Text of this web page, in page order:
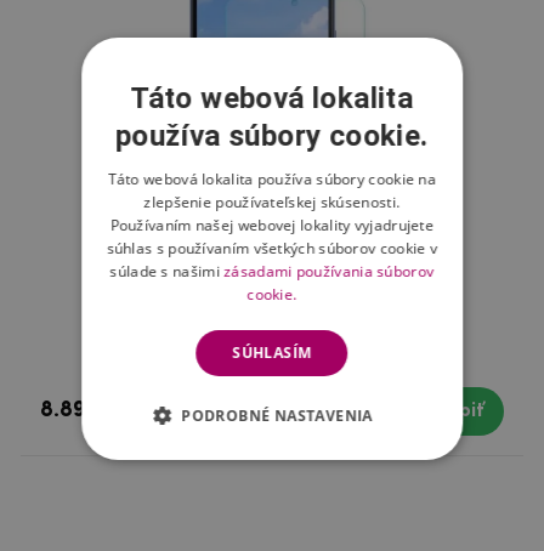
Tvrdené sklo na mobil Xiaomi Redmi 7
8.89 € Skladom Kúpiť
Táto webová lokalita
používa súbory cookie.
Táto webová lokalita používa súbory cookie na
zlepšenie používateľskej skúsenosti.
Používaním našej webovej lokality vyjadrujete
súhlas s používaním všetkých súborov cookie v
súlade s našimizásadami používania súborov
cookie.
SÚHLASÍM
PODROBNÉ NASTAVENIA